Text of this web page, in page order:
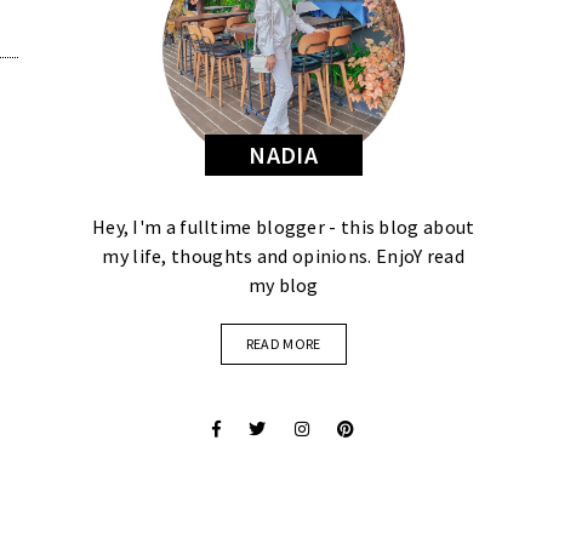
NADIA
Hey, I'm a fulltime blogger - this blog about
my life, thoughts and opinions. EnjoY read
my blog
READ MORE